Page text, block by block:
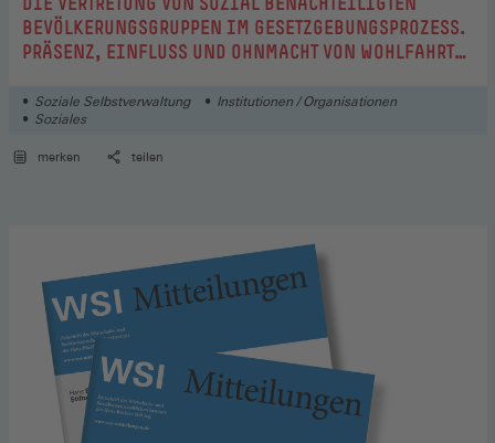
BEVÖLKERUNGSGRUPPEN IM GESETZGEBUNGSPROZESS.
PRÄSENZ, EINFLUSS UND OHNMACHT VON WOHLFAHRTS-
Soziale Selbstverwaltung
Institutionen / Organisationen
Soziales
merken teilen